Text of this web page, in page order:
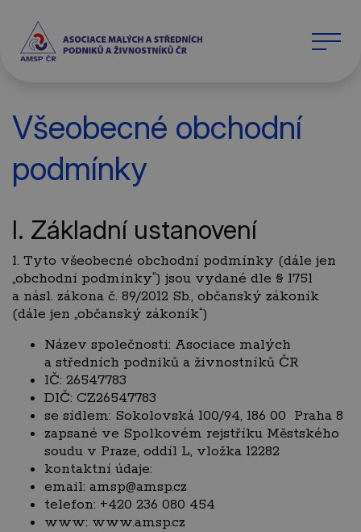
Všeobecné obchodní
podmínky
I. Základní ustanovení
1. Tyto všeobecné obchodní podmínky (dále jen
„obchodní podmínky“) jsou vydané dle § 1751
a násl. zákona č. 89/2012 Sb., občanský zákoník
(dále jen „občanský zákoník“)
Název společnosti: Asociace malých
a středních podniků a živnostníků ČR
IČ: 26547783
DIČ: CZ26547783
se sídlem: Sokolovská 100/94, 186 00 Praha 8
zapsané ve Spolkovém rejstříku Městského
soudu v Praze, oddíl L, vložka 12282
kontaktní údaje:
email: amsp@amsp.cz
telefon: +420 236 080 454
www: www.amsp.cz